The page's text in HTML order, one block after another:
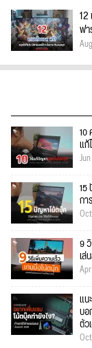
ฟ
แก้
15
กา
9
เล่
แน
บอ
ตัว